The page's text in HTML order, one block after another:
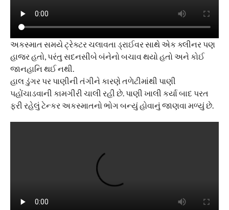
અકસ્માત સમયે ટ્રેક્ટર ચલાવતા ડ્રાઈવર સાથે એક ક્લીનર પણ
હાજર હતો, પરંતુ સદનસીબે બંનેનો બચાવ થયો હતો અને કોઈ
જાનહાનિ થઈ નથી.
હાલ ડુંગર પર પાણીની તંગીને કારણે તળેટીમાંથી પાણી
પહોંચાડવાની કામગીરી ચાલી રહી છે. પાણી ખાલી કર્યા બાદ પરત
ફરી રહેલું ટેન્કર અકસ્માતનો ભોગ બન્યું હોવાનું જાણવા મળ્યું છે.